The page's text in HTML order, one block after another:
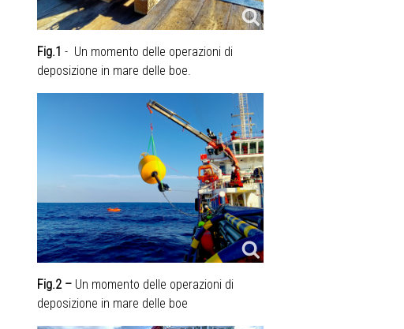
Fig.1 - Un momento delle operazioni di
deposizione in mare delle boe.
Fig.2 – Un momento delle operazioni di
deposizione in mare delle boe